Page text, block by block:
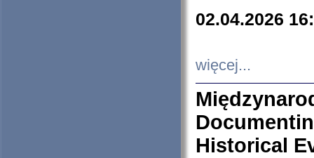
02.04.2026
więcej...
Historical